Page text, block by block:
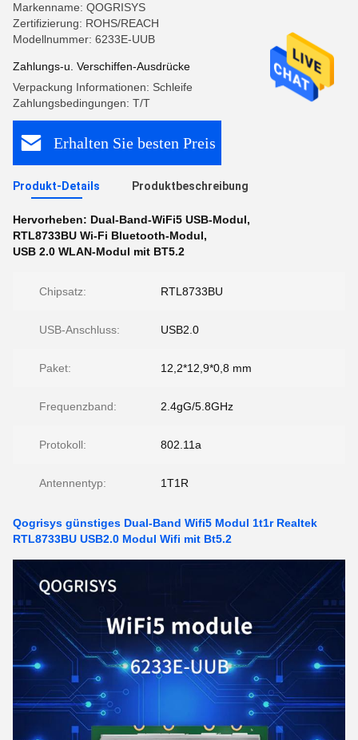
Markenname: QOGRISYS
Zertifizierung: ROHS/REACH
Modellnummer: 6233E-UUB
Zahlungs-u. Verschiffen-Ausdrücke
Verpackung Informationen: Schleife
Zahlungsbedingungen: T/T
Erhalten Sie besten Preis
Produkt-Details Produktbeschreibung
Hervorheben: Dual-Band-WiFi5 USB-Modul,
RTL8733BU Wi-Fi Bluetooth-Modul,
USB 2.0 WLAN-Modul mit BT5.2
Chipsatz: RTL8733BU
USB-Anschluss: USB2.0
Paket: 12,2*12,9*0,8 mm
Frequenzband: 2.4gG/5.8GHz
Protokoll: 802.11a
Antennentyp: 1T1R
Qogrisys günstiges Dual-Band Wifi5 Modul 1t1r Realtek
RTL8733BU USB2.0 Modul Wifi mit Bt5.2